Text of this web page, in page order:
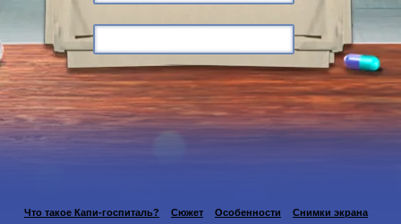
Что такое Капи-госпиталь? Сюжет Особенности
Снимки экрана